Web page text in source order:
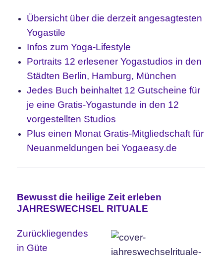
Übersicht über die derzeit angesagtesten
Yogastile
Infos zum Yoga-Lifestyle
Portraits 12 erlesener Yogastudios in den
Städten Berlin, Hamburg, München
Jedes Buch beinhaltet 12 Gutscheine für
je eine Gratis-Yogastunde in den 12
vorgestellten Studios
Plus einen Monat Gratis-Mitgliedschaft für
Neuanmeldungen bei Yogaeasy.de
Bewusst die heilige Zeit erleben
JAHRESWECHSEL RITUALE
Zurückliegendes
in Güte